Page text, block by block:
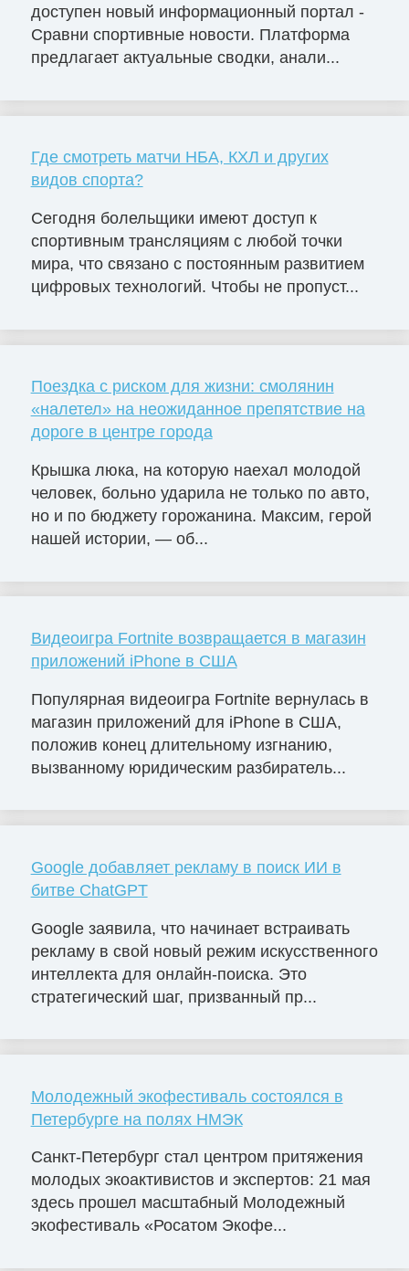
доступен новый информационный портал -
Сравни спортивные новости. Платформа
предлагает актуальные сводки, анали...
Где смотреть матчи НБА, КХЛ и других
видов спорта?
Сегодня болельщики имеют доступ к
спортивным трансляциям с любой точки
мира, что связано с постоянным развитием
цифровых технологий. Чтобы не пропуст...
Поездка с риском для жизни: смолянин
«налетел» на неожиданное препятствие на
дороге в центре города
Крышка люка, на которую наехал молодой
человек, больно ударила не только по авто,
но и по бюджету горожанина. Максим, герой
нашей истории, — об...
Видеоигра Fortnite возвращается в магазин
приложений iPhone в США
Популярная видеоигра Fortnite вернулась в
магазин приложений для iPhone в США,
положив конец длительному изгнанию,
вызванному юридическим разбиратель...
Google добавляет рекламу в поиск ИИ в
битве ChatGPT
Google заявила, что начинает встраивать
рекламу в свой новый режим искусственного
интеллекта для онлайн-поиска. Это
стратегический шаг, призванный пр...
Молодежный экофестиваль состоялся в
Петербурге на полях НМЭК
Санкт-Петербург стал центром притяжения
молодых экоактивистов и экспертов: 21 мая
здесь прошел масштабный Молодежный
экофестиваль «Росатом Экофе...